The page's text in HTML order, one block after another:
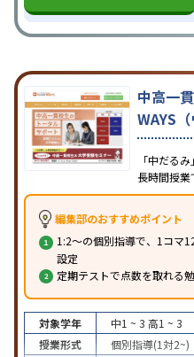
中高一
WAYS（
「中だる
長時間授業
編集部のおすすめポイント
1:2〜の個別指導で、1コマ
設定
定期テストで点数を取れる
対象学年 中1 ~ 3 高1 ~ 3
授業形式
個別指導(1対2~)